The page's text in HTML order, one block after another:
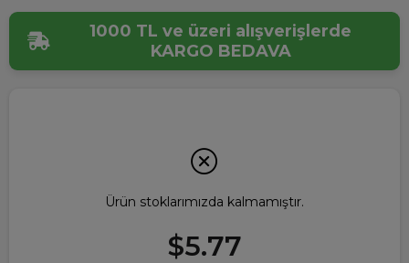
1000 TL ve üzeri alışverişlerde
KARGO BEDAVA
Ürün stoklarımızda kalmamıştır.
$5.77